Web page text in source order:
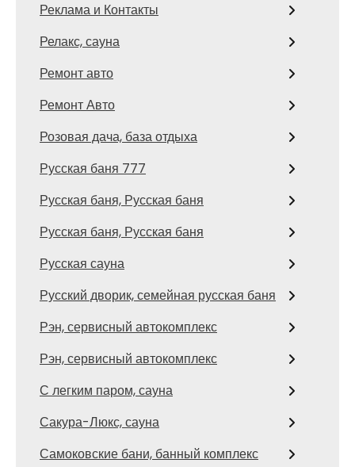
Реклама и Контакты
Релакс, сауна
Ремонт авто
Ремонт Авто
Розовая дача, база отдыха
Русская баня 777
Русская баня, Русская баня
Русская баня, Русская баня
Русская сауна
Русский дворик, семейная русская баня
Рэн, сервисный автокомплекс
Рэн, сервисный автокомплекс
С легким паром, сауна
Сакура-Люкс, сауна
Самоковские бани, банный комплекс